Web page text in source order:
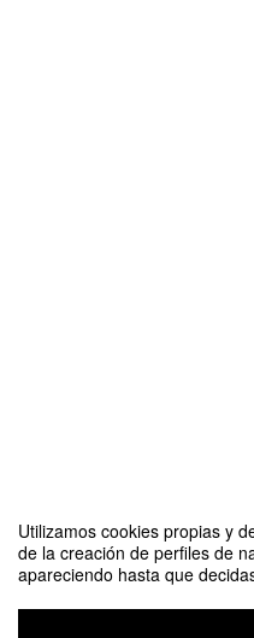
Utilizamos cookies propias y
de la creación de perfiles de
apareciendo hasta que